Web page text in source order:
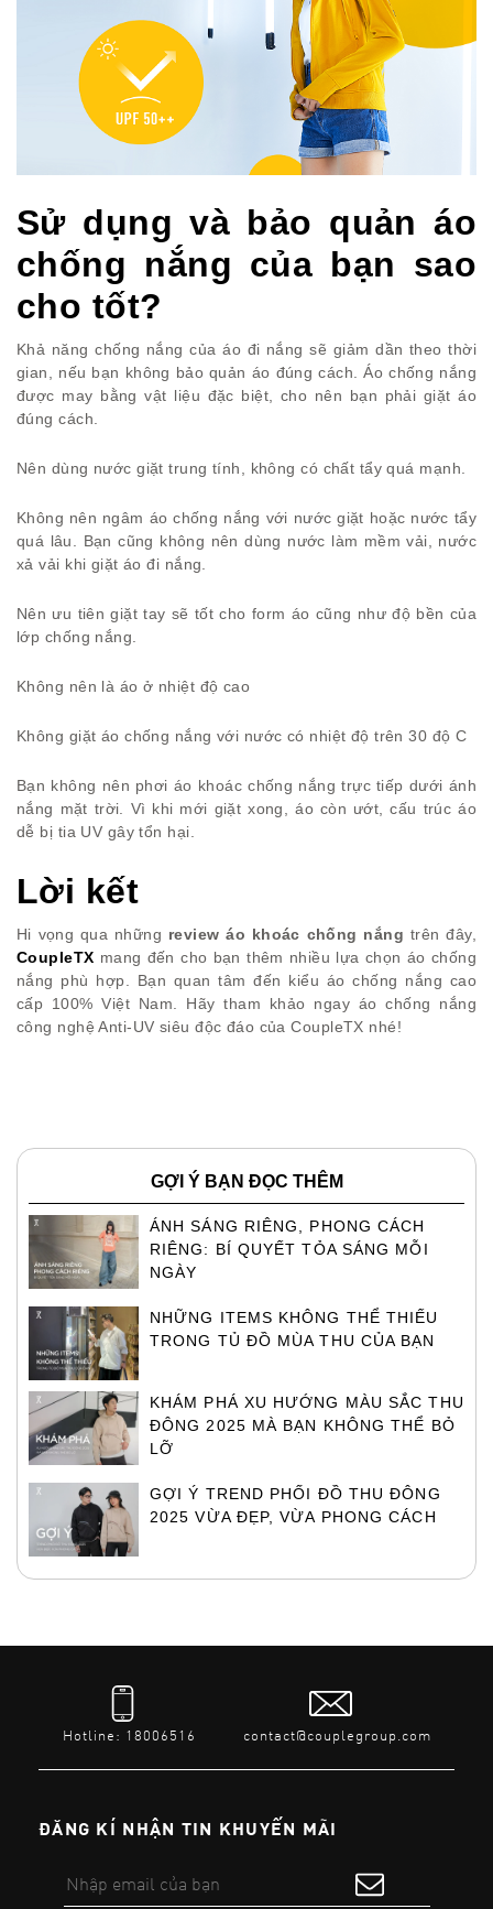
Sử dụng và bảo quản áo
chống nắng của bạn sao
cho tốt?
Khả năng chống nắng của áo đi nắng sẽ giảm dần theo thời
gian, nếu bạn không bảo quản áo đúng cách. Áo chống nắng
được may bằng vật liệu đặc biệt, cho nên bạn phải giặt áo
đúng cách.
Nên dùng nước giặt trung tính, không có chất tẩy quá mạnh.
Không nên ngâm áo chống nắng với nước giặt hoặc nước tẩy
quá lâu. Bạn cũng không nên dùng nước làm mềm vải, nước
xả vải khi giặt áo đi nắng.
Nên ưu tiên giặt tay sẽ tốt cho form áo cũng như độ bền của
lớp chống nắng.
Không nên là áo ở nhiệt độ cao
Không giặt áo chống nắng với nước có nhiệt độ trên 30 độ C
Bạn không nên phơi áo khoác chống nắng trực tiếp dưới ánh
nắng mặt trời. Vì khi mới giặt xong, áo còn ướt, cấu trúc áo
dễ bị tia UV gây tổn hại.
Lời kết
Hi vọng qua những review áo khoác chống nắng trên đây,
CoupleTX mang đến cho bạn thêm nhiều lựa chọn áo chống
nắng phù hợp. Bạn quan tâm đến kiểu áo chống nắng cao
cấp 100% Việt Nam. Hãy tham khảo ngay áo chống nắng
công nghệ Anti-UV siêu độc đáo của CoupleTX nhé!
GỢI Ý BẠN ĐỌC THÊM
ÁNH SÁNG RIÊNG, PHONG CÁCH
RIÊNG: BÍ QUYẾT TỎA SÁNG MỖI
NGÀY
NHỮNG ITEMS KHÔNG THỂ THIẾU
TRONG TỦ ĐỒ MÙA THU CỦA BẠN
KHÁM PHÁ XU HƯỚNG MÀU SẮC THU
ĐÔNG 2025 MÀ BẠN KHÔNG THỂ BỎ
LỠ
GỢI Ý TREND PHỐI ĐỒ THU ĐÔNG
2025 VỪA ĐẸP, VỪA PHONG CÁCH
Hotline: 18006516 contact@couplegroup.com
ĐĂNG KÍ NHẬN TIN KHUYẾN MÃI